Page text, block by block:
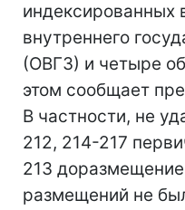
индексированных
внутреннего
(ОВГЗ) и четыре
этом сообщает
В частности, не
212, 214-217
213
размещений не